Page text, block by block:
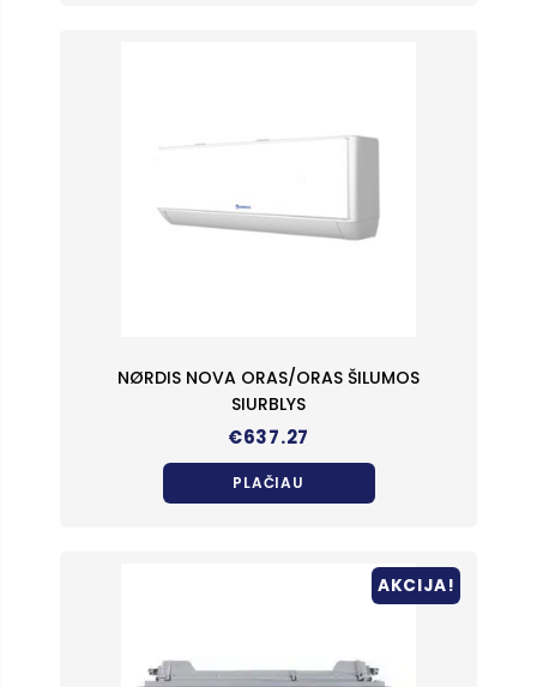
NØRDIS NOVA ORAS/ORAS ŠILUMOS
SIURBLYS
€637.27
PLAČIAU
AKCIJA!